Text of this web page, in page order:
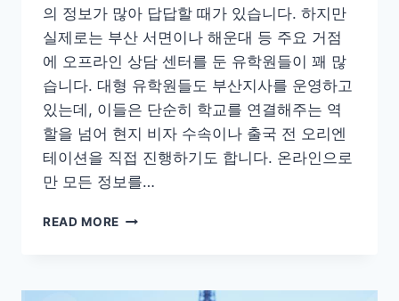
의 정보가 많아 답답할 때가 있습니다. 하지만
실제로는 부산 서면이나 해운대 등 주요 거점
에 오프라인 상담 센터를 둔 유학원들이 꽤 많
습니다. 대형 유학원들도 부산지사를 운영하고
있는데, 이들은 단순히 학교를 연결해주는 역
할을 넘어 현지 비자 수속이나 출국 전 오리엔
테이션을 직접 진행하기도 합니다. 온라인으로
만 모든 정보를…
READ MORE
어